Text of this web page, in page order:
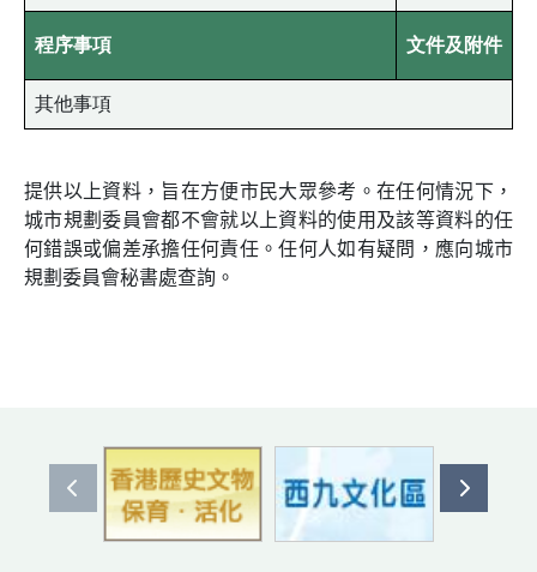
程序事項 文件及附件
其他事項
提供以上資料，旨在方便市民大眾參考。在任何情況下，
城市規劃委員會都不會就以上資料的使用及該等資料的任
何錯誤或偏差承擔任何責任。任何人如有疑問，應向城市
規劃委員會秘書處查詢。
上一個 下一個